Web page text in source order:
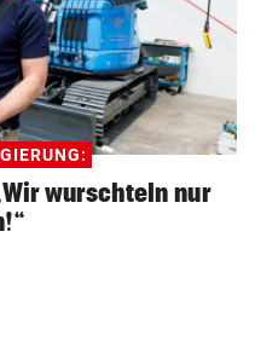
wurschteln nur